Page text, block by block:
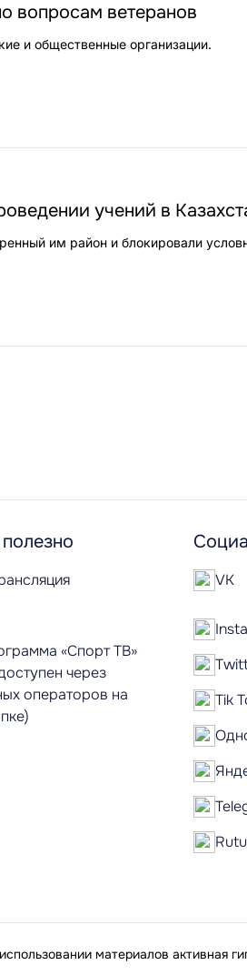
вопросам ветеранов
и общественные организации.
учений в
им район и блокировали
«Спорт ТВ»
через
операторов на
VK
Tik
материалов активная